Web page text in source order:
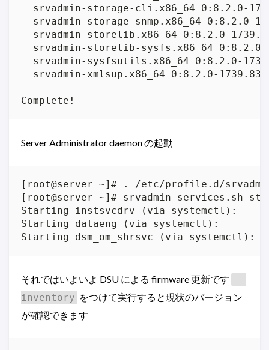
Server Administrator daemon の起動
[root@server ~]# . /etc/profile.d/
[root@server ~]# srvadmin-services.sh
Starting instsvcdrv (via
Starting dataeng (via systemctl):
Starting dsm_om_shrsvc (via
それではいよいよ DSU による firmware 更新です --
inventory をつけて実行すると現状のバージョン
が確認できます